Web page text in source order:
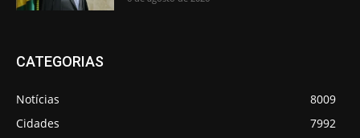
CATEGORIAS
Notícias
8009
Cidades
7992